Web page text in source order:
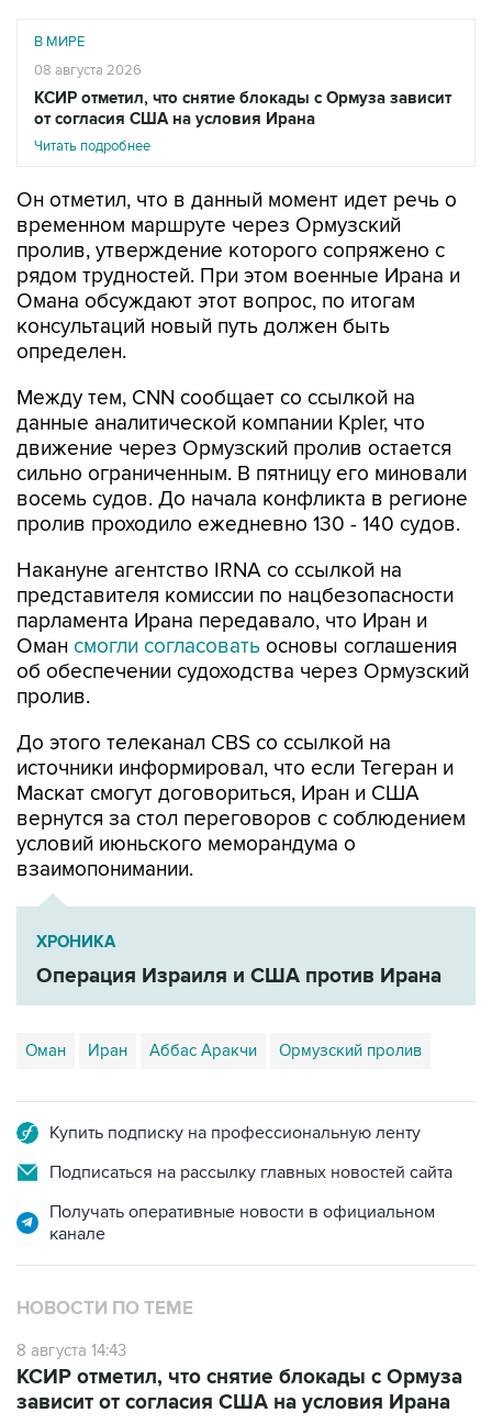
В МИРЕ
08 августа 2026
КСИР отметил, что снятие блокады с Ормуза зависит
от согласия США на условия Ирана
Читать подробнее
Он отметил, что в данный момент идет речь о
временном маршруте через Ормузский
пролив, утверждение которого сопряжено с
рядом трудностей. При этом военные Ирана и
Омана обсуждают этот вопрос, по итогам
консультаций новый путь должен быть
определен.
Между тем, CNN сообщает со ссылкой на
данные аналитической компании Kpler, что
движение через Ормузский пролив остается
сильно ограниченным. В пятницу его миновали
восемь судов. До начала конфликта в регионе
пролив проходило ежедневно 130 - 140 судов.
Накануне агентство IRNA со ссылкой на
представителя комиссии по нацбезопасности
парламента Ирана передавало, что Иран и
Оман смогли согласовать основы соглашения
об обеспечении судоходства через Ормузский
пролив.
До этого телеканал CBS со ссылкой на
источники информировал, что если Тегеран и
Маскат смогут договориться, Иран и США
вернутся за стол переговоров с соблюдением
условий июньского меморандума о
взаимопонимании.
ХРОНИКА
Операция Израиля и США против Ирана
Оман Иран Аббас Аракчи Ормузский пролив
Купить подписку на профессиональную ленту
Подписаться на рассылку главных новостей сайта
Получать оперативные новости в официальном
канале
НОВОСТИ ПО ТЕМЕ
8 августа 14:43
КСИР отметил, что снятие блокады с Ормуза
зависит от согласия США на условия Ирана